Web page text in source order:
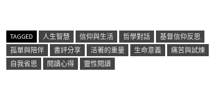
TAGGED 人生智慧 信仰與生活 哲學對話
基督信仰反思
孤單與陪伴
書評分享 活著的重量 生命意義
痛苦與試煉
自我省思
閱讀心得 靈性閱讀